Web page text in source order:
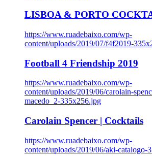
LISBOA & PORTO
https://www.ruadebaixo.com/wp-
content/uploads/2019/07/f4f2019-
Football 4 Friendship 2019
https://www.ruadebaixo.com/wp-
content/uploads/2019/06/carolain-
macedo_2-335x256.jpg
Carolain Spencer | Cocktails
https://www.ruadebaixo.com/wp-
content/uploads/2019/06/aki-catalogo-